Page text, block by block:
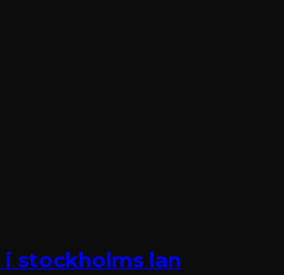
i stockholms lan